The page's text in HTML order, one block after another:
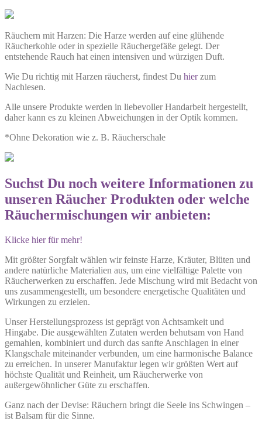
Räuchern mit Harzen: Die Harze werden auf eine glühende
Räucherkohle oder in spezielle Räuchergefäße gelegt. Der
entstehende Rauch hat einen intensiven und würzigen Duft.
Wie Du richtig mit Harzen räucherst, findest Du hierzum
Nachlesen.
Alle unsere Produkte werden in liebevoller Handarbeit hergestellt,
daher kann es zu kleinen Abweichungen in der Optik kommen.
*Ohne Dekoration wie z. B. Räucherschale
Suchst Du noch weitere Informationen zu
unseren Räucher Produkten oder welche
Räuchermischungen wir anbieten:
Klicke hier für mehr!
Mit größter Sorgfalt wählen wir feinste Harze, Kräuter, Blüten und
andere natürliche Materialien aus, um eine vielfältige Palette von
Räucherwerken zu erschaffen. Jede Mischung wird mit Bedacht von
uns zusammengestellt, um besondere energetische Qualitäten und
Wirkungen zu erzielen.
Unser Herstellungsprozess ist geprägt von Achtsamkeit und
Hingabe. Die ausgewählten Zutaten werden behutsam von Hand
gemahlen, kombiniert und durch das sanfte Anschlagen in einer
Klangschale miteinander verbunden, um eine harmonische Balance
zu erreichen. In unserer Manufaktur legen wir größten Wert auf
höchste Qualität und Reinheit, um Räucherwerke von
außergewöhnlicher Güte zu erschaffen.
Ganz nach der Devise: Räuchern bringt die Seele ins Schwingen –
ist Balsam für die Sinne.